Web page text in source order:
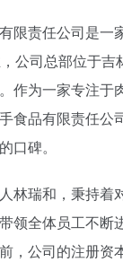
限责任公司是一
公司总部位于吉
作为一家专注于
食品有限责任公
口碑。
林瑞和，秉持着
领全体员工不断
，公司的注册资